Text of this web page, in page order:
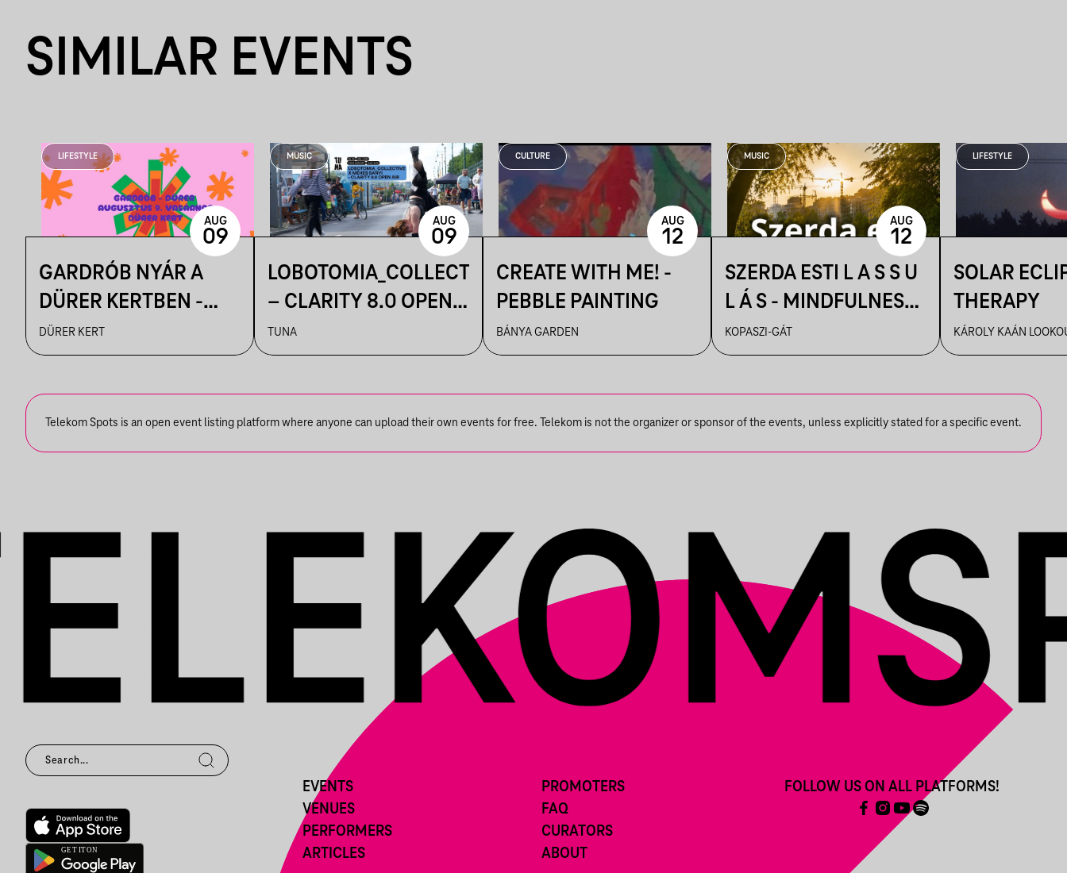
SIMILAR EVENTS
LIFESTYLE
GARDRÓB NYÁR A
DÜRER KERTBEN -
AUGUSZTUS 9.
DÜRER KERT
AUG
09
MUSIC
LOBOTOMIA_COLLECTIVE
– CLARITY 8.0 OPEN
AIR
TUNA
AUG
09
CULTURE
CREATE WITH ME! -
PEBBLE PAINTING
BÁNYA GARDEN
AUG
12
MUSIC
SZERDA ESTI L A S S U
L Á S - MINDFULNESS
GYAKORLÁS A
NAPLEMENTÉBEN
KOPASZI-GÁT
AUG
12
LIFESTYLE
SOLAR
THERAPY
KÁROLY KAÁN
Telekom Spots is an open event listing platform where anyone can upload their own events for free. Telekom is not the organizer or sponsor of the events, unless explicitly stated for a specific event.
EVENTS
VENUES
PERFORMERS
ARTICLES
PROMOTERS
FAQ
CURATORS
ABOUT
FOLLOW US ON ALL PLATFORMS!